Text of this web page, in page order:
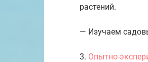
растений.
— Изучаем
3. Опытно-